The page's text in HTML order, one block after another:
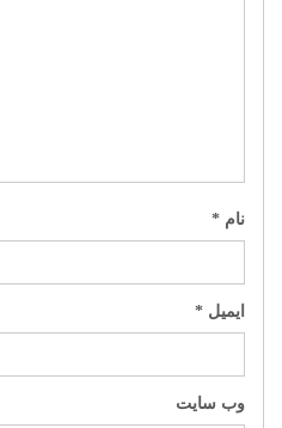
نام *
ایمیل *
وب‌ سایت